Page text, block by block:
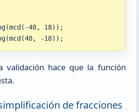
48, 18));
-18));
validación hace que la función
de fracciones